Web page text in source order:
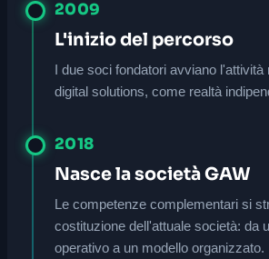
2009
L'inizio del percorso
I due soci fondatori avviano l'attività
digital solutions, come realtà
2018
Nasce la società GAW
Le competenze complementari si
costituzione dell'attuale società: da
operativo a un modello organizzato.